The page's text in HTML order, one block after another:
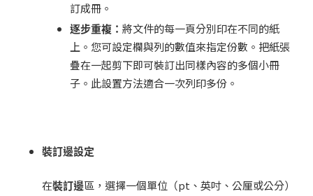
訂成冊。
逐步重複： 將文件的每一頁分別印在不同的紙
上。您可設定欄與列的數值來指定份數。把紙張
疊在一起剪下即可裝訂出同樣內容的多個小冊
子。此設置方法適合一次列印多份。
裝訂邊設定
在裝訂邊區，選擇一個單位（pt、英吋、公厘或公分）